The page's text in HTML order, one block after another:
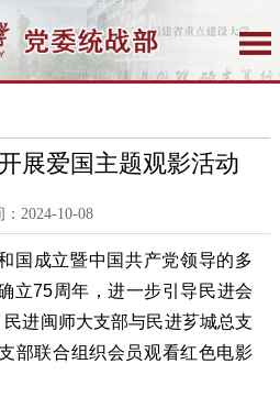
展爱国主题观影活动
：2024-10-08
国成立暨中国共产党领导的多
立75周年，进一步引导民进会
进闽师大支部与民进芗城总支
部联合组织会员观看红色电影